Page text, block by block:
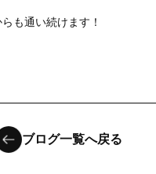
も通い続けます！
ブログ一覧へ戻る